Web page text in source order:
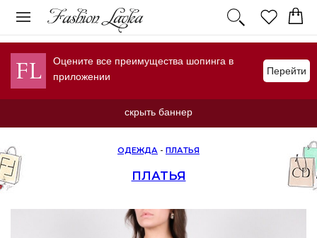
Оцените все преимущества шопинга в
приложении
Перейти
скрыть баннер
ОДЕЖДА - ПЛАТЬЯ
ПЛАТЬЯ